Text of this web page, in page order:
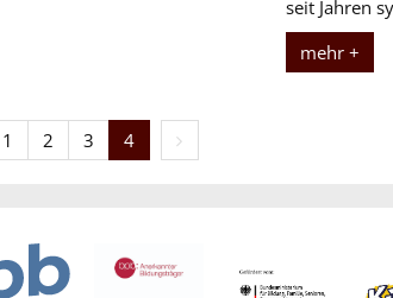
seit Jahren
mehr +
Seite
Erste Seite
1 2 3 4 Nächste Seite